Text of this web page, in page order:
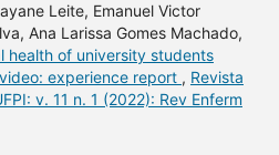
Leite, Emanuel Victor
Ana Larissa Gomes Machado,
health of university students
experience report , Revista
v. 11 n. 1 (2022): Rev Enferm